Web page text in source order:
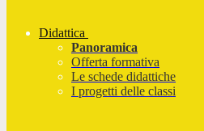
Didattica
Panoramica
Offerta formativa
Le schede didattiche
I progetti delle classi